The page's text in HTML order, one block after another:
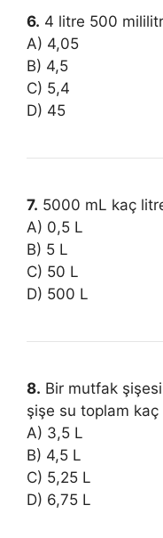
6. 4 litre 500
A) 4,05
B) 4,5
C) 5,4
D) 45
7. 5000 mL kaç
A) 0,5 L
B) 5 L
C) 50 L
D) 500 L
8. Bir mutfak
şişe su toplam
A) 3,5 L
B) 4,5 L
C) 5,25 L
D) 6,75 L